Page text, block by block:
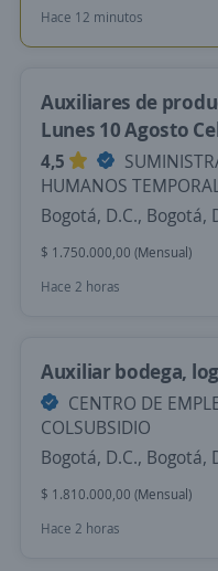
Hace 12 minutos
Auxiliares de
Lunes 10 Agosto
4,5
HUMANOS
Bogotá, D.C., Bogotá,
$ 1.750.000,00 (Mensual)
Hace 2 horas
Auxiliar bodega,
CENTRO DE
COLSUBSIDIO
Bogotá, D.C., Bogotá,
$ 1.810.000,00 (Mensual)
Hace 2 horas